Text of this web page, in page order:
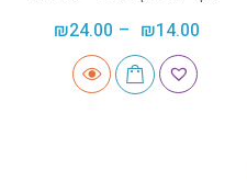
₪14.00
–
₪24.00